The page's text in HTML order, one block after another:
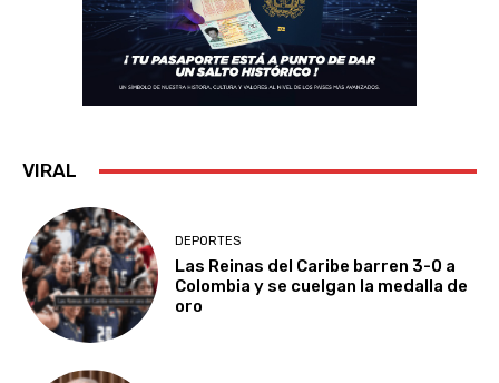
VIRAL
DEPORTES
Las Reinas del Caribe barren 3-0 a
Colombia y se cuelgan la medalla de
oro